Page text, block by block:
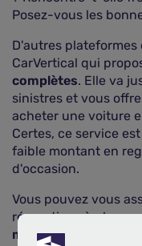
Posez-vous les
D'autres plateformes
CarVertical qui
complètes. Elle va
sinistres et vous
acheter une voiture
Certes, ce service
faible montant en
d'occasion.
Vous pouvez vous
réparations à plus
meilleure